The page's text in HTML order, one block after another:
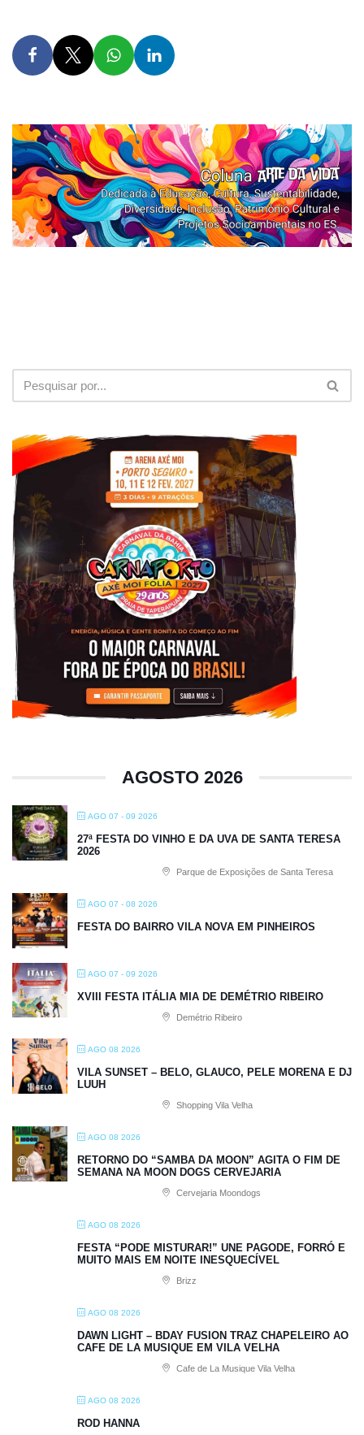
AGOSTO 2026
AGO 07 - 09 2026
27ª FESTA DO VINHO E DA UVA DE SANTA TERESA
2026
Parque de Exposições de Santa Teresa
AGO 07 - 08 2026
FESTA DO BAIRRO VILA NOVA EM PINHEIROS
AGO 07 - 09 2026
XVIII FESTA ITÁLIA MIA DE DEMÉTRIO RIBEIRO
Demétrio Ribeiro
AGO 08 2026
VILA SUNSET – BELO, GLAUCO, PELE MORENA E DJ
LUUH
Shopping Vila Velha
AGO 08 2026
RETORNO DO “SAMBA DA MOON” AGITA O FIM DE
SEMANA NA MOON DOGS CERVEJARIA
Cervejaria Moondogs
AGO 08 2026
FESTA “PODE MISTURAR!” UNE PAGODE, FORRÓ E
MUITO MAIS EM NOITE INESQUECÍVEL
Brizz
AGO 08 2026
DAWN LIGHT – BDAY FUSION TRAZ CHAPELEIRO AO
CAFE DE LA MUSIQUE EM VILA VELHA
Cafe de La Musique Vila Velha
AGO 08 2026
ROD HANNA